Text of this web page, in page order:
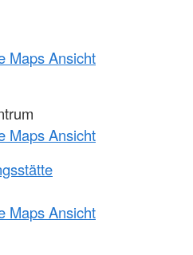
Maps Ansicht
Maps Ansicht
Maps Ansicht